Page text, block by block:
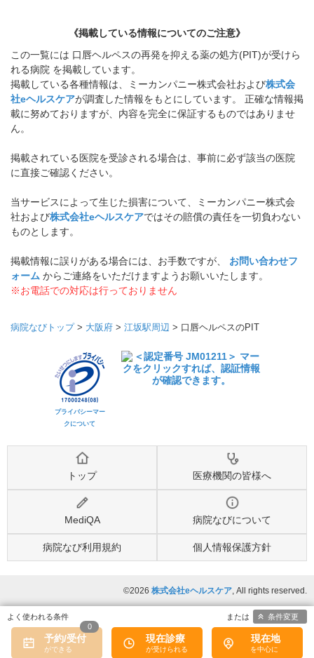
《掲載している情報についてのご注意》
この一覧には 口唇ヘルペスの再発を抑える薬の処方(PIT)が受けら
れる病院 を掲載しています。
掲載している各種情報は、ミーカンパニー株式会社および株式会
社eヘルスケアが調査した情報をもとにしています。 正確な情報掲
載に努めておりますが、内容を完全に保証するものではありませ
ん。
掲載されている医院を受診される場合は、事前に必ず該当の医院
に直接ご確認ください。
当サービスによって生じた損害について、ミーカンパニー株式会
社および株式会社eヘルスケアではその賠償の責任を一切負わない
ものとします。
掲載情報に誤りがある場合には、お手数ですが、 お問い合わせフ
ォーム からご連絡をいただけますようお願いいたします。
※お電話での対応は行っておりません
病院なびトップ> 大阪府 > 江坂駅周辺 > 口唇ヘルペスのPIT
プライバシーマー
クについて
トップ 医療機関の皆様へ
MediQA 病院なびについて
病院なび利用規約 個人情報保護方針
©2026 株式会社eヘルスケア, All rights reserved.
予約/受付
0
現在診療 現在地
条件変更